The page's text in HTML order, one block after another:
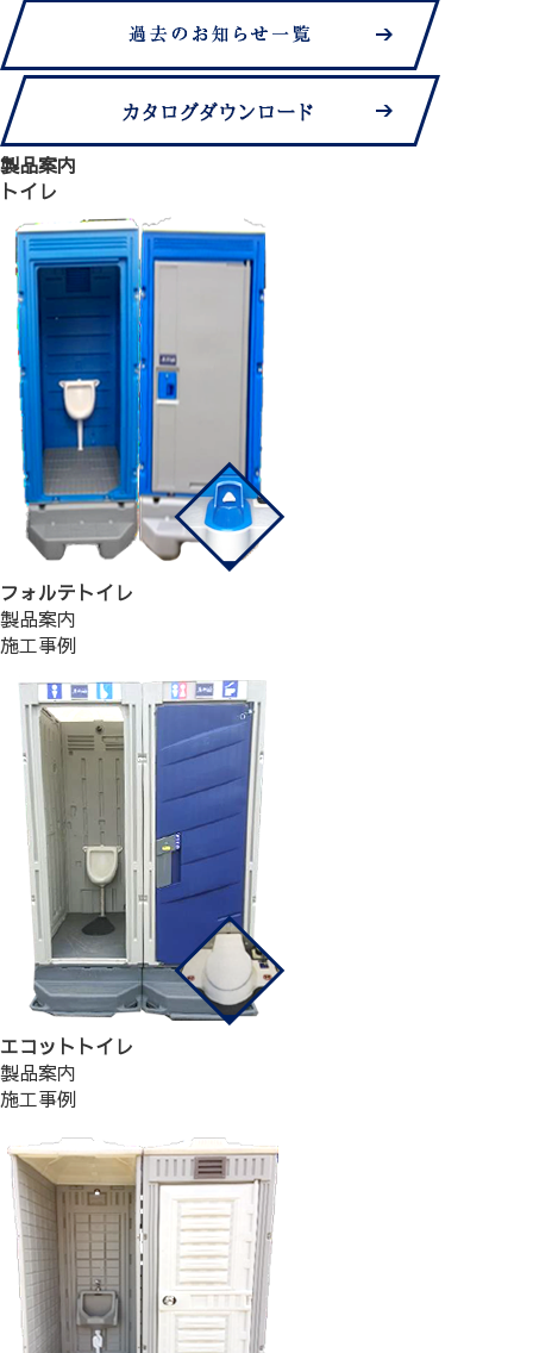
製品案内
トイレ
フォルテトイレ
製品案内
施工事例
エコットトイレ
製品案内
施工事例